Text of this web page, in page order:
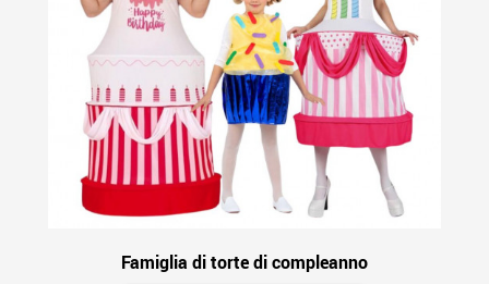
Famiglia di torte di compleanno